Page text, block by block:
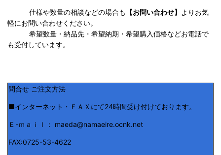
仕様や数量の相談などの場合も 【お問い合わせ】
よりお気
軽にお問い合わせください。
希望数量・納品先・希望納期・希望購入価格などお電話で
も受付しています。
問合せ ご注文方法
■インターネット・ＦＡＸにて24時間受け付けております。
Ｅ-ｍａｉｌ： maeda@namaeire.ocnk.net
FAX:0725-53-4622